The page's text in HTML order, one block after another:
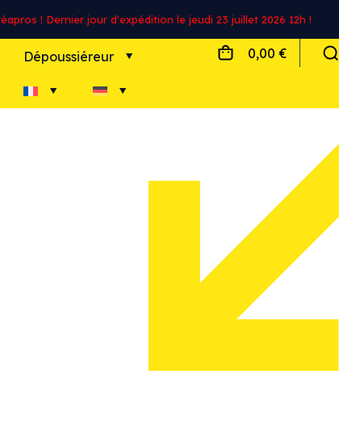
! Dernier jour d'expédition le jeudi 23 juillet 2026 12h !
Dépoussiéreur 0,00 €